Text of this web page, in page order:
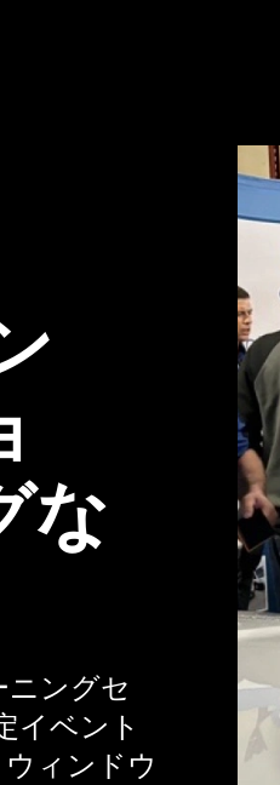
な
ニングセ
イベント
ィンドウ